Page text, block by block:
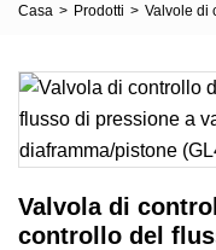
Casa > Prodotti > Valvole di
Valvola di
controllo del